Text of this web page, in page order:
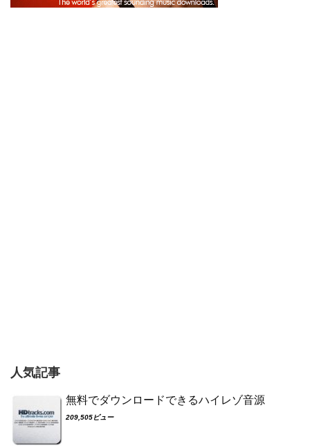
人気記事
無料でダウンロードできるハイレゾ音源
209,505ビュー